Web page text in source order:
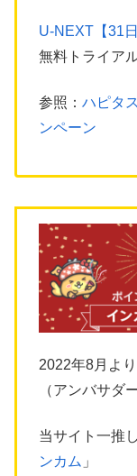
U-NEXT【31
無料トライア
参照： ハピタ
ンペーン
2022年8月より
（アンバサダ
当サイト一推
ンカム 」